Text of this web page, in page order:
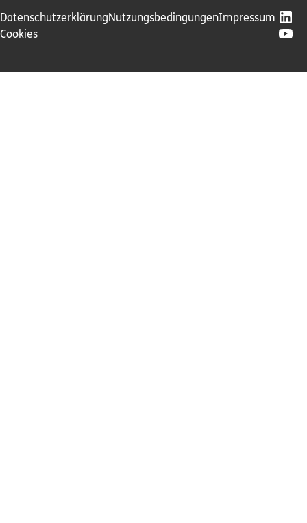
DatenschutzerklärungNutzungsbedingungenImpressum
Cookies